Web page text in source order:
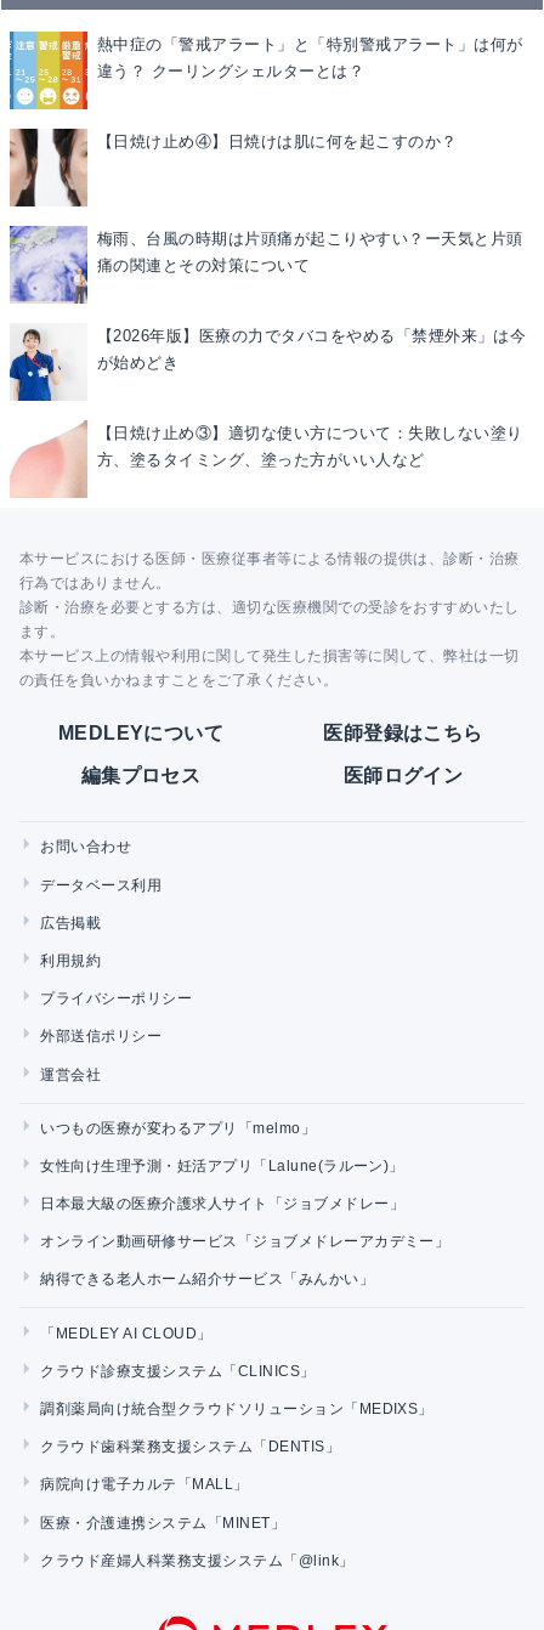
熱中症の「警戒アラート」と「特別警戒アラート」は何が
違う？ クーリングシェルターとは？
【日焼け止め④】日焼けは肌に何を起こすのか？
梅雨、台風の時期は片頭痛が起こりやすい？ー天気と片頭
痛の関連とその対策について
【2026年版】医療の力でタバコをやめる「禁煙外来」は今
が始めどき
【日焼け止め③】適切な使い方について：失敗しない塗り
方、塗るタイミング、塗った方がいい人など
本サービスにおける医師・医療従事者等による情報の提供は、診断・治療
行為ではありません。
診断・治療を必要とする方は、適切な医療機関での受診をおすすめいたし
ます。
本サービス上の情報や利用に関して発生した損害等に関して、弊社は一切
の責任を負いかねますことをご了承ください。
MEDLEYについて 医師登録はこちら
編集プロセス 医師ログイン
お問い合わせ
データベース利用
広告掲載
利用規約
プライバシーポリシー
外部送信ポリシー
運営会社
いつもの医療が変わるアプリ「melmo」
女性向け生理予測・妊活アプリ「Lalune(ラルーン)」
日本最大級の医療介護求人サイト「ジョブメドレー」
オンライン動画研修サービス「ジョブメドレーアカデミー」
納得できる老人ホーム紹介サービス「みんかい」
「MEDLEY AI CLOUD」
クラウド診療支援システム「CLINICS」
調剤薬局向け統合型クラウドソリューション「MEDIXS」
クラウド歯科業務支援システム「DENTIS」
病院向け電子カルテ「MALL」
医療・介護連携システム「MINET」
クラウド産婦人科業務支援システム「@link」